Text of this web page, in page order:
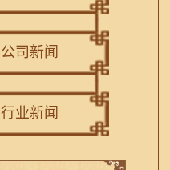
公司新闻
行业新闻